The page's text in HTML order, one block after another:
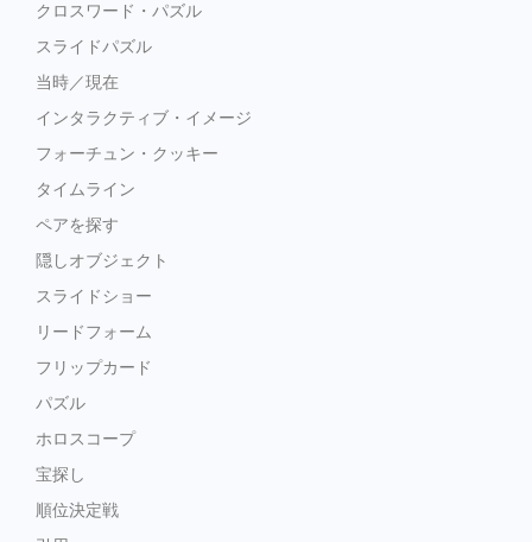
クロスワード・パズル
スライドパズル
当時／現在
インタラクティブ・イメージ
フォーチュン・クッキー
タイムライン
ペアを探す
隠しオブジェクト
スライドショー
リードフォーム
フリップカード
パズル
ホロスコープ
宝探し
順位決定戦